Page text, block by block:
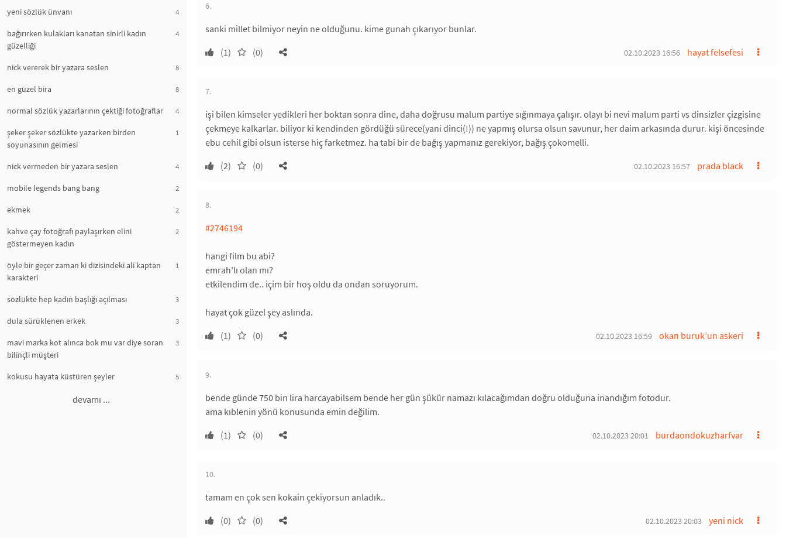
yeni sözlük ünvanı 4
bağırırken kulakları kanatan sinirli kadın
güzelliği
4
nick vererek bir yazara seslen 8
en güzel bira 8
normal sözlük yazarlarının çektiği fotoğraflar 4
şeker şeker sözlükte yazarken birden
soyunasının gelmesi
1
nick vermeden bir yazara seslen 4
mobile legends bang bang 2
ekmek 2
kahve çay fotoğrafı paylaşırken elini
göstermeyen kadın
2
öyle bir geçer zaman ki dizisindeki ali kaptan
karakteri
1
sözlükte hep kadın başlığı açılması 3
dula sürüklenen erkek 3
mavi marka kot alınca bok mu var diye soran
bilinçli müşteri
3
kokusu hayata küstüren şeyler 5
devamı ...
6.
sanki millet bilmiyor neyin ne olduğunu. kime gunah çıkarıyor bunlar.
(1)
(0) hayat felsefesi
02.10.2023 16:56
7.
işi bilen kimseler yedikleri her boktan sonra dine, daha doğrusu malum partiye sığınmaya çalışır. olayı bi nevi malum parti vs dinsizler çizgisine
çekmeye kalkarlar. biliyor ki kendinden gördüğü sürece(yani dinci(!)) ne yapmış olursa olsun savunur, her daim arkasında durur. kişi öncesinde
ebu cehil gibi olsun isterse hiç farketmez. ha tabi bir de bağış yapmanız gerekiyor, bağış çokomelli.
(2)
(0) prada black
02.10.2023 16:57
8.
#2746194
hangi film bu abi?
emrah'lı olan mı?
etkilendim de.. içim bir hoş oldu da ondan soruyorum.
hayat çok güzel şey aslında.
(1)
(0) okan buruk’un askeri
02.10.2023 16:59
9.
bende günde 750 bin lira harcayabilsem bende her gün şükür namazı kılacağımdan doğru olduğuna inandığım fotodur.
ama kıblenin yönü konusunda emin değilim.
(1)
(0) burdaondokuzharfvar
02.10.2023 20:01
10.
tamam en çok sen kokain çekiyorsun anladık..
(0)
(0) yeni nick
02.10.2023 20:03